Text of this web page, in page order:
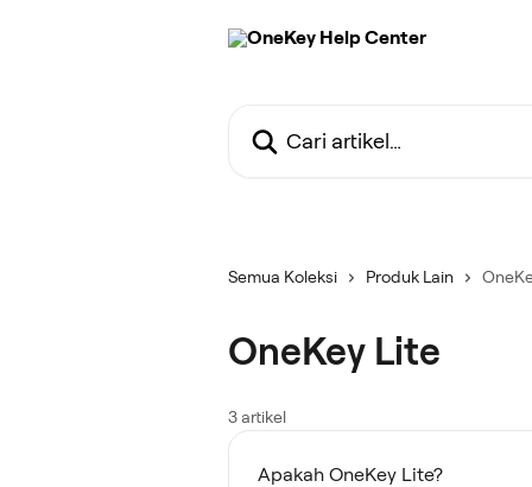
Semua Koleksi Produk Lain
OneKey Lite
3 artikel
Apakah OneKey Lite?